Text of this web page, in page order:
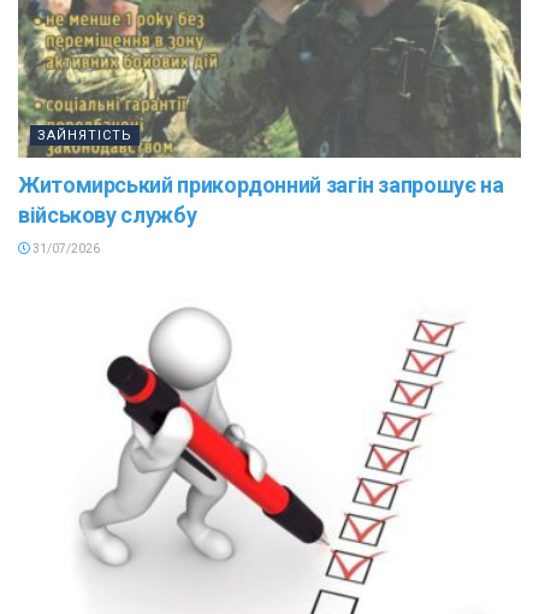
ЗАЙНЯТІСТЬ
Житомирський прикордонний загін запрошує на
військову службу
31/07/2026